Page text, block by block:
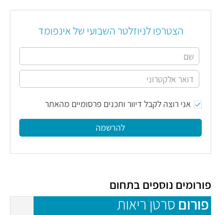
הצטרפו לניוזלטר השבועי של אינפומד
אני רוצה לקבל דיוור ותכנים פרסומיים מהאתר
להרשמה
פורומים נוספים בתחום
פורום סרטן ריאות